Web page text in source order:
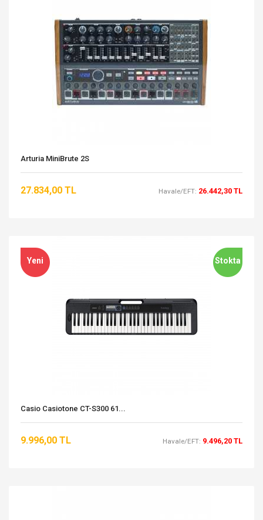
Arturia MiniBrute 2S
27.834,00 TL Havale/EFT: 26.442,30 TL
Stokta
Yeni
Casio Casiotone CT-S300 61...
9.996,00 TL Havale/EFT: 9.496,20 TL